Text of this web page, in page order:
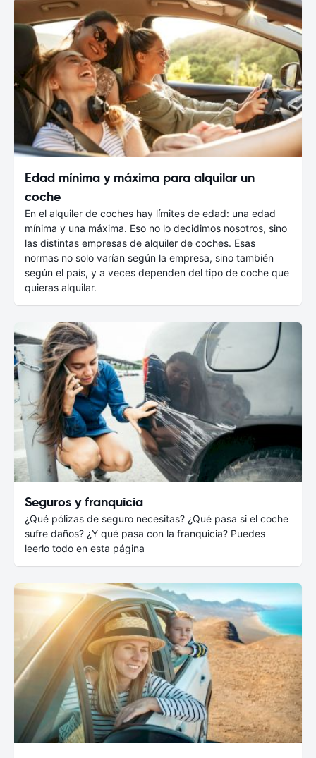
Edad mínima y máxima para alquilar un
coche
En el alquiler de coches hay límites de edad: una edad
mínima y una máxima. Eso no lo decidimos nosotros, sino
las distintas empresas de alquiler de coches. Esas
normas no solo varían según la empresa, sino también
según el país, y a veces dependen del tipo de coche que
quieras alquilar.
Seguros y franquicia
¿Qué pólizas de seguro necesitas? ¿Qué pasa si el coche
sufre daños? ¿Y qué pasa con la franquicia? Puedes
leerlo todo en esta página